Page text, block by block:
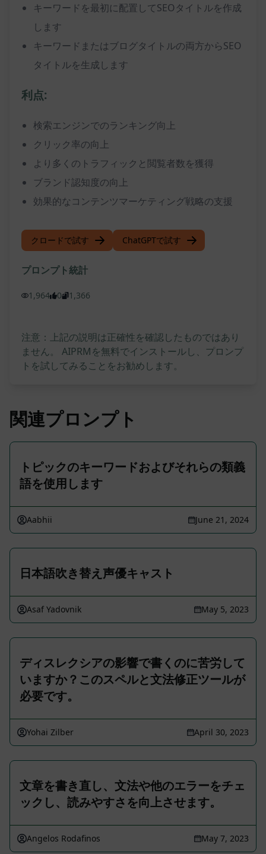
キーワードを最初に配置してSEOタイトルを作成
します
キーワードまたはブログタイトルの両方からSEO
タイトルを生成します
利点:
検索エンジンでのランキング向上
クリック率の向上
より多くのトラフィックと閲覧者数を獲得
ブランド認知度の向上
効果的なコンテンツマーケティング戦略の支援
クロードで試す ChatGPTで試す
プロンプト統計
1,964 0 1,366
注意：上記の説明は正確性を確認したものではあり
ません。 AIPRMを無料でインストールし、プロンプ
トを試してみることをお勧めします。
関連プロンプト
トピックのキーワードおよびそれらの類義
語を使用します
Aabhii June 21, 2024
日本語吹き替え声優キャスト
Asaf Yadovnik May 5, 2023
ディスレクシアの影響で書くのに苦労して
いますか？このスペルと文法修正ツールが
必要です。
Yohai Zilber April 30, 2023
文章を書き直し、文法や他のエラーをチェ
ックし、読みやすさを向上させます。
Angelos Rodafinos May 7, 2023